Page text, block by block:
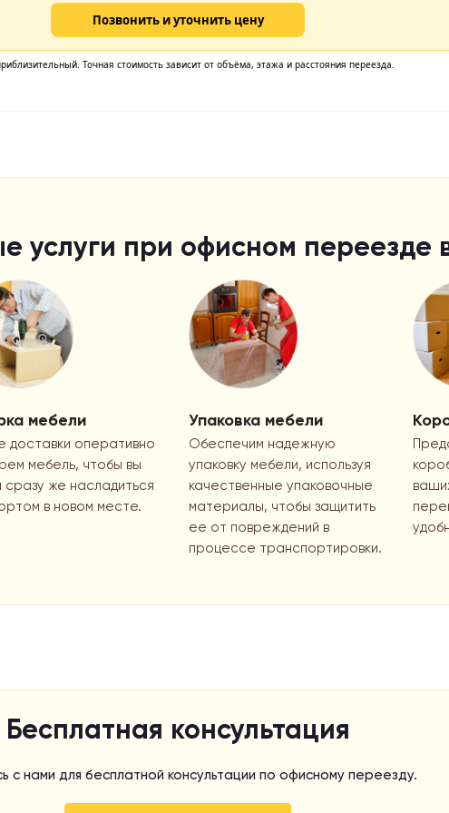
услуги при офисном переезде
мебели
доставки оперативно
мебель, чтобы вы
сразу же насладиться
в новом месте.
Упаковка мебели
Обеспечим надежную
упаковку мебели, используя
качественные упаковочные
материалы, чтобы защитить
ее от повреждений в
процессе транспортировки.
Бесплатная консультация
с нами для бесплатной консультации по офисному переезду.